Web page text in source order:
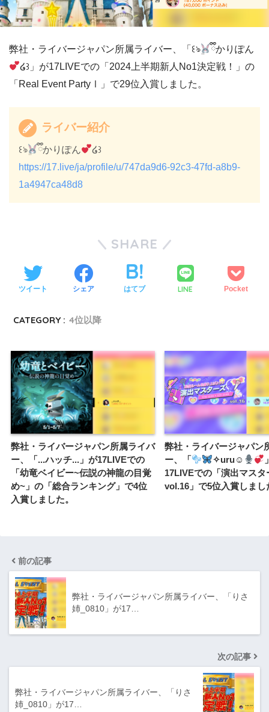
弊社・ライバージャパン所属ライバー、「꒰ঌܸ
ྀིかりぽん
໒꒱」が17LIVEでの「2024上半期新人No1決定戦！」の
「Real Event PartyⅠ」で29位入賞しました。
ライバー紹介
꒰ঌܸ ྀིかりぽん
໒꒱
https://17.live/ja/profile/u/747da9d6-92c3-47fd-a8b9-
1a4947ca48d8
SHARE
ツイート シェア はてブ LINE Pocket
CATEGORY : 4位以降
弊社・ライバージャパン所属ライバ
ー、「...ハッチ...‬」が17LIVEでの
「幼竜ベイビー~伝説の神龍の目覚
め~」の「総合ランキング」で4位
入賞しました。
弊社・ライバージャパン
ー、「
‪✧︎uru☺︎︎
17LIVEでの「演出マスタ
vol.16」で5位入賞しまし
前の記事
弊社・ライバージャパン所属ライバー、「りさ
姉_0810」が17…
次の記事
弊社・ライバージャパン所属ライバー、「りさ
姉_0810」が17…